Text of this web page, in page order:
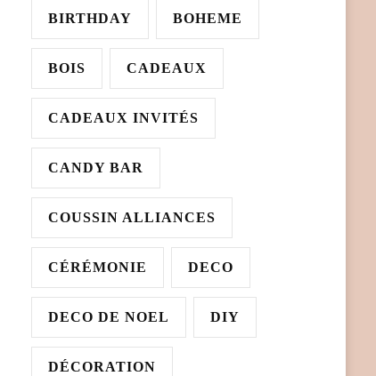
BIRTHDAY BOHEME
BOIS CADEAUX
CADEAUX INVITÉS
CANDY BAR
COUSSIN ALLIANCES
CÉRÉMONIE DECO
DECO DE NOEL DIY
DÉCORATION